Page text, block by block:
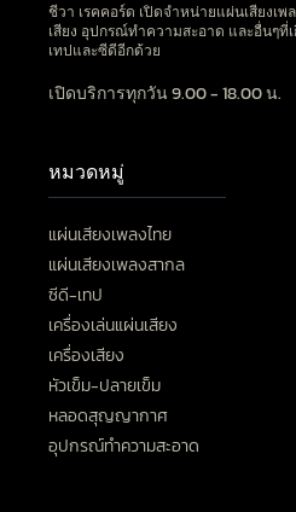
ชีวา เรคคอร์ด เปิดจำหน่ายแผ่นเสียงเพ
เสียง อุปกรณ์ทำความสะอาด และอื่นๆที่
เทปและซีดีอีกด้วย
เปิดบริการทุกวัน 9.00 - 18.00 น.
หมวดหมู่
แผ่นเสียงเพลงไทย
แผ่นเสียงเพลงสากล
ซีดี-เทป
เครื่องเล่นแผ่นเสียง
เครื่องเสียง
หัวเข็ม-ปลายเข็ม
หลอดสุญญากาศ
อุปกรณ์ทำความสะอาด